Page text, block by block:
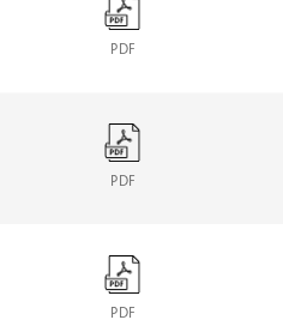
PDF
PDF
PDF